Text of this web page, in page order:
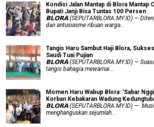
Kondisi Jalan Mantap di Blora Mantap
Bupati Janji Bisa Tuntas 100 Persen
𝗕𝗟𝗢𝗥𝗔 (SEPUTARBLORA.MY.ID) —
dan antusiasme ribuan warga...
Tangis Haru Sambut Haji Blora,
Saudi Tuai Pujian
𝗕𝗟𝗢𝗥𝗔 (SEPUTARBLORA.MY.ID) —
tangis bahagia mewarnai...
Momen Haru Wabup Blora: ​'Sabar
Korban Kebakaran Wadung
𝗕𝗟𝗢𝗥𝗔 (SEPUTARBLORA.MY.ID) —
menghanguskan sejumlah...